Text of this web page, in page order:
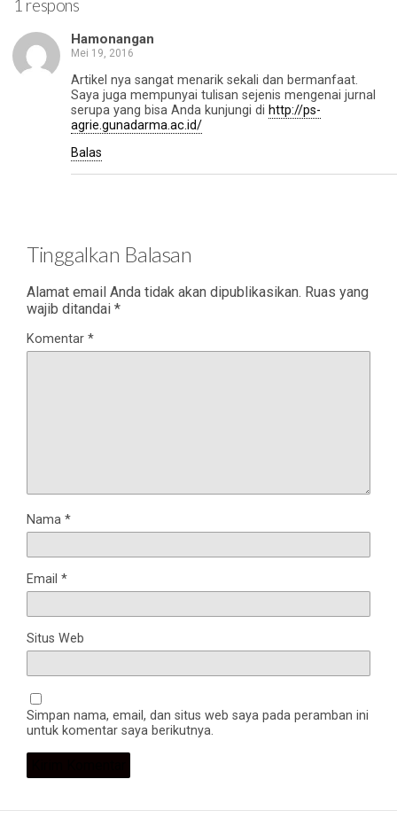
1 respons
Hamonangan
Mei 19, 2016
Artikel nya sangat menarik sekali dan bermanfaat.
Saya juga mempunyai tulisan sejenis mengenai jurnal
serupa yang bisa Anda kunjungi di http://ps-
agrie.gunadarma.ac.id/
Balas
Tinggalkan Balasan
Alamat email Anda tidak akan dipublikasikan. Ruas yang
wajib ditandai *
Komentar *
Nama *
Email *
Situs Web
Simpan nama, email, dan situs web saya pada peramban ini
untuk komentar saya berikutnya.